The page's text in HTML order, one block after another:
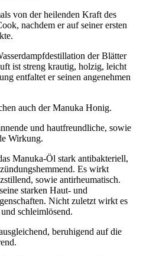
von der heilenden Kraft des
nachdem er auf seiner ersten
der Blätter
ist streng krautig, holzig, leicht
entfaltet er seinen angenehmen
auch der Manuka Honig.
und hautfreundliche, sowie
Wirkung.
Manuka-Öl stark antibakteriell,
Es wirkt
sowie antirheumatisch.
starken Haut- und
Nicht zuletzt wirkt es
schleimlösend.
beruhigend auf die